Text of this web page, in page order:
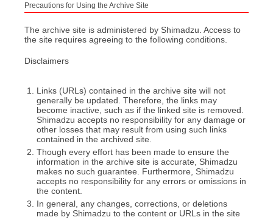
会社案内パンフレット・動画
Precautions for Using the Archive Site
The archive site is administered by Shimadzu. Access to
the site requires agreeing to the following conditions.
Disclaimers
Links (URLs) contained in the archive site will not
generally be updated. Therefore, the links may
become inactive, such as if the linked site is removed.
Shimadzu accepts no responsibility for any damage or
other losses that may result from using such links
contained in the archived site.
Though every effort has been made to ensure the
information in the archive site is accurate, Shimadzu
makes no such guarantee. Furthermore, Shimadzu
accepts no responsibility for any errors or omissions in
the content.
In general, any changes, corrections, or deletions
made by Shimadzu to the content or URLs in the site